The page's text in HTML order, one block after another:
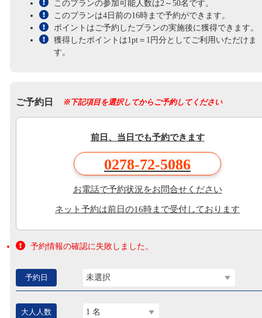
このプランの参加可能人数は2～50名です。
このプランは4日前の16時まで予約ができます。
ポイントはご予約したプランの実施後に獲得できます。
獲得したポイントは1pt＝1円分としてご利用いただけま
す。
ご予約日 ※下記項目を選択してからご予約してください
前日、当日でも予約できます
0278-72-5086
お電話で予約状況をお問合せください
ネット予約は前日の16時まで受付しております
予約情報の確認に失敗しました。
予約日 未選択
大人人数 1 名